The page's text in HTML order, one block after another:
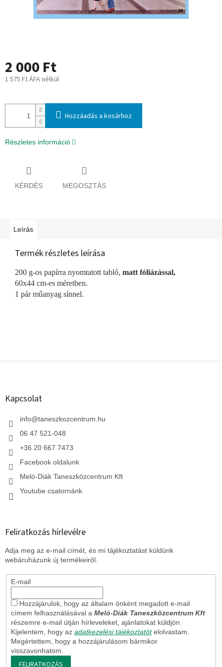
2 000 Ft
1 575 Ft ÁFA nélkül
Hozzáadás a kosárhoz
Részletes információ
KÉRDÉS MEGOSZTÁS
Leírás
Termék részletes leírása
200 g-os papírra nyomtatott tabló, matt fóliázással,
60x44 cm-es méretben.
1 pár műanyag sínnel.
L
Kapcsolat
info@taneszkozcentrum.hu
06 47 521-048
+36 20 667 7473
Facebook oldalunk
Meló-Diák Taneszközcentrum Kft
Youtube csatornánk
Feliratkozás hírlevélre
Adja meg az e-mail címét, és mi tájékoztatást küldünk
webáruházunk új termékeiről.
E-mail
Hozzájárulok, hogy az általam önként megadott e-mail
címem felhasználásával a Meló-Diák Taneszközcentrum Kft
részemre e-mail útján hírleveleket, ajánlatokat küldjön.
Kijelentem, hogy az adatkezelési tájékoztatót elolvastam.
Megértettem, hogy a hozzájárulásom bármikor
visszavonhatom.
FELIRATKOZÁS